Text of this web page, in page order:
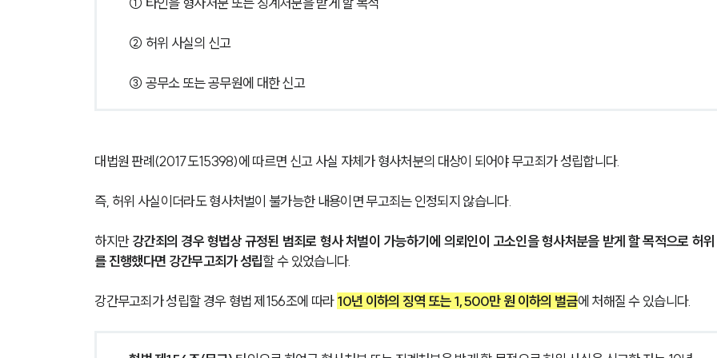
② 허위 사실의 신고
③ 공무소 또는 공무원에 대한 신고
대법원 판례(2017도15398)에 따르면 신고 사실 자체가 형사처분의 대상이 되어야 무고죄가 성립합니다.
즉, 허위 사실이더라도 형사처벌이 불가능한 내용이면 무고죄는 인정되지 않습니다.
하지만 강간죄의 경우 형법상 규정된 범죄로 형사 처벌이 가능하기에 의뢰인이 고소인을 형사처분을 받게 할 목적으로 허
를 진행했다면 강간무고죄가 성립할 수 있었습니다.
강간무고죄가 성립할 경우 형법 제156조에 따라 10년 이하의 징역 또는 1,500만 원 이하의 벌금에 처해질 수 있습니다.